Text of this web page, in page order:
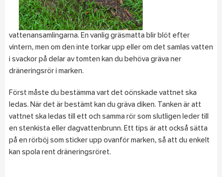
vattenansamlingarna. En vanlig gräsmatta blir blöt efter
vintern, men om den inte torkar upp eller om det samlas vatten
i svackor på delar av tomten kan du behöva gräva ner
dräneringsrör i marken.
Först måste du bestämma vart det oönskade vattnet ska
ledas. När det är bestämt kan du gräva diken. Tanken är att
vattnet ska ledas till ett och samma rör som slutligen leder till
en stenkista eller dagvattenbrunn. Ett tips är att också sätta
på en rörböj som sticker upp ovanför marken, så att du enkelt
kan spola rent dräneringsröret.